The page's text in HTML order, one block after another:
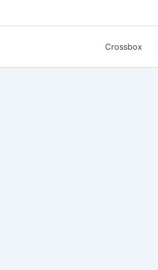
Crossbox